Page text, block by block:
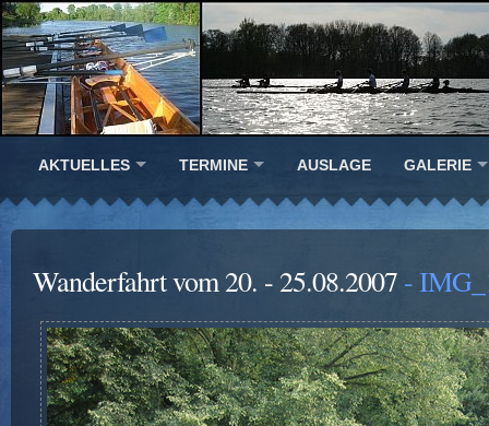
AKTUELLES TERMINE AUSLAGE GALERIE
Wanderfahrt vom 20. - 25.08.2007 -